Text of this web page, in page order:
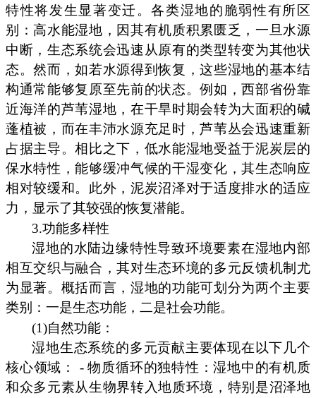
特性将发生显著变迁。各类湿地的脆弱性有所区
别：高水能湿地，因其有机质积累匮乏，一旦水源
中断，生态系统会迅速从原有的类型转变为其他状
态。然而，如若水源得到恢复，这些湿地的基本结
构通常能够复原至先前的状态。例如，西部省份靠
近海洋的芦苇湿地，在干旱时期会转为大面积的碱
蓬植被，而在丰沛水源充足时，芦苇丛会迅速重新
占据主导。相比之下，低水能湿地受益于泥炭层的
保水特性，能够缓冲气候的干湿变化，其生态响应
相对较缓和。此外，泥炭沼泽对于适度排水的适应
力，显示了其较强的恢复潜能。
3.功能多样性
湿地的水陆边缘特性导致环境要素在湿地内部
相互交织与融合，其对生态环境的多元反馈机制尤
为显著。概括而言，湿地的功能可划分为两个主要
类别：一是生态功能，二是社会功能。
(1)自然功能：
湿地生态系统的多元贡献主要体现在以下几个
核心领域： - 物质循环的独特性：湿地中的有机质
和众多元素从生物界转入地质环境，特别是沼泽地